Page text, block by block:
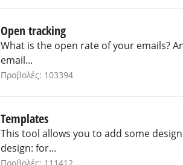
Open tracking
What is the open rate of your emails?
email...
Προβολές: 103394
Templates
This tool allows you to add some
design: for...